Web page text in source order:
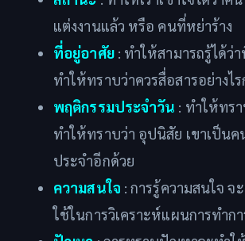
แต่งงานแล้ว หรือ คนที่หย่าร้าง
ที่อยู่อาศัย: ทำให้สามารถรู้ได้ว่
ทำให้ทราบว่าควรสื่อสารอย่างไ
พฤติกรรมประจำวัน : ทำให้ทร
ทำให้ทราบว่า อุปนิสัย เขาเป็นค
ประจำอีกด้วย
ความสนใจ : การรู้ความสนใจ จ
ใช้ในการวิเคราะห์แผนการทำ